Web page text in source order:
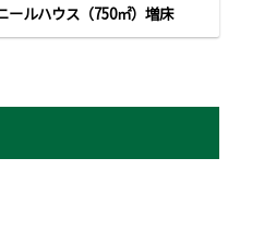
ールハウス（750㎡）増床